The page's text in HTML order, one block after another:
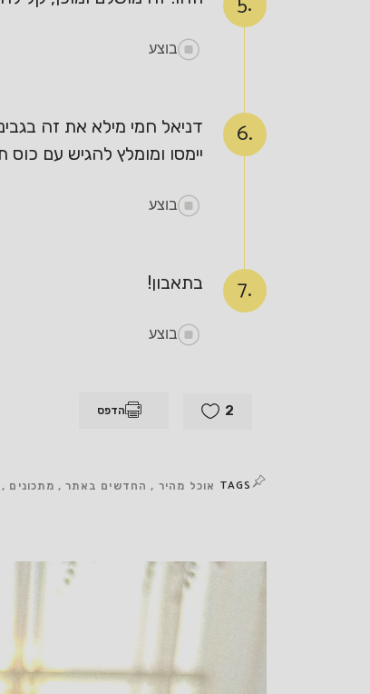
בוצע
6.
דניאל חמי מילא את זה
יימסו ומומלץ להגיש עם כוס
בוצע
7. בתאבון!
בוצע
2 הדפס
TAGS אוכל מהיר החדשים באתר מתכונים